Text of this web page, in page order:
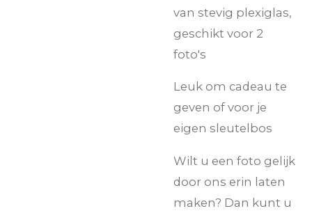
van stevig plexiglas,
geschikt voor 2
foto's
Leuk om cadeau te
geven of voor je
eigen sleutelbos
Wilt u een foto gelijk
door ons erin laten
maken? Dan kunt u